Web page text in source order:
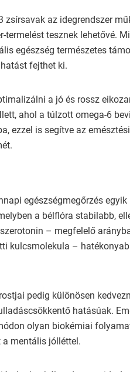
az idegrendszer
tesznek lehetővé.
egészség természetes
fejthet ki.
a jó és rossz
ahol a túlzott omega-6
ezzel is segítve az
egészségmegőrzés
a bélflóra stabilabb,
– megfelelő
kulcsmolekula –
pedig különösen
hatásúak.
olyan biokémiai
mentális jólléttel.